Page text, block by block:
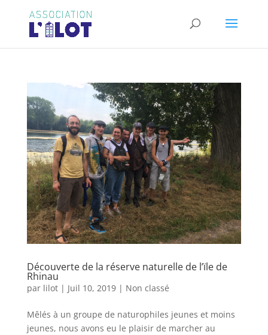
Découverte de la réserve naturelle de l’ïle de
Rhinau
par lilot| Juil 10, 2019| Non classé
Mêlés à un groupe de naturophiles jeunes et moins
jeunes, nous avons eu le plaisir de marcher au